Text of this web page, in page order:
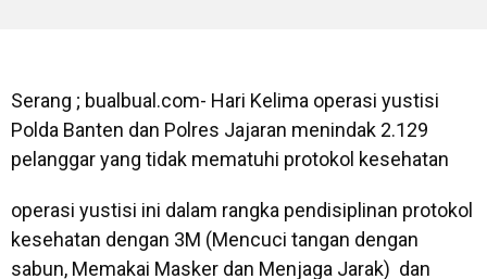
Serang ; bualbual.com- Hari Kelima operasi yustisi
Polda Banten dan Polres Jajaran menindak 2.129
pelanggar yang tidak mematuhi protokol kesehatan
operasi yustisi ini dalam rangka pendisiplinan protokol
kesehatan dengan 3M (Mencuci tangan dengan
sabun, Memakai Masker dan Menjaga Jarak) dan